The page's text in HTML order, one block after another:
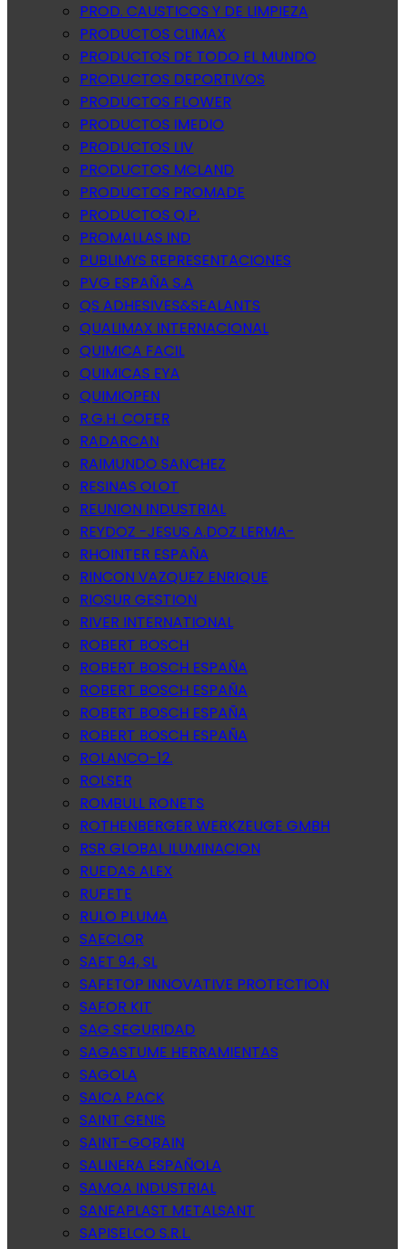
PROD. CAUSTICOS Y DE LIMPIEZA
PRODUCTOS CLIMAX
PRODUCTOS DE TODO EL MUNDO
PRODUCTOS DEPORTIVOS
PRODUCTOS FLOWER
PRODUCTOS IMEDIO
PRODUCTOS LIV
PRODUCTOS MCLAND
PRODUCTOS PROMADE
PRODUCTOS Q.P.
PROMALLAS IND
PUBLIMYS REPRESENTACIONES
PVG ESPAÑA S.A
QS ADHESIVES&SEALANTS
QUALIMAX INTERNACIONAL
QUIMICA FACIL
QUIMICAS EYA
QUIMIOPEN
R.G.H. COFER
RADARCAN
RAIMUNDO SANCHEZ
RESINAS OLOT
REUNION INDUSTRIAL
REYDOZ -JESUS A.DOZ LERMA-
RHOINTER ESPAÑA
RINCON VAZQUEZ ENRIQUE
RIOSUR GESTION
RIVER INTERNATIONAL
ROBERT BOSCH
ROBERT BOSCH ESPAÑA
ROBERT BOSCH ESPAÑA
ROBERT BOSCH ESPAÑA
ROBERT BOSCH ESPAÑA
ROLANCO-12.
ROLSER
ROMBULL RONETS
ROTHENBERGER WERKZEUGE GMBH
RSR GLOBAL ILUMINACION
RUEDAS ALEX
RUFETE
RULO PLUMA
SAECLOR
SAET 94, SL
SAFETOP INNOVATIVE PROTECTION
SAFOR KIT
SAG SEGURIDAD
SAGASTUME HERRAMIENTAS
SAGOLA
SAICA PACK
SAINT GENIS
SAINT-GOBAIN
SALINERA ESPAÑOLA
SAMOA INDUSTRIAL
SANEAPLAST METALSANT
SAPISELCO S.R.L.